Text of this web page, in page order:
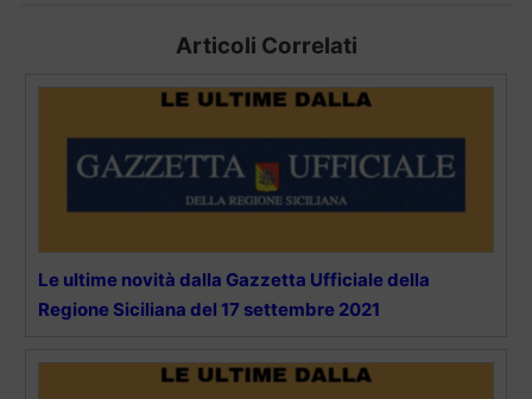
Articoli Correlati
Le ultime novità dalla Gazzetta Ufficiale della
Regione Siciliana del 17 settembre 2021